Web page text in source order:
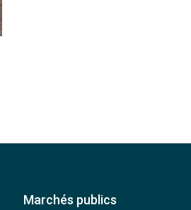
Marchés publics